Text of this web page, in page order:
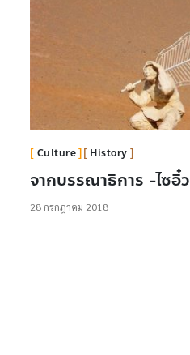
Culture History
จากบรรณาธิการ -ไซอิ๋ว
28 กรกฎาคม 2018